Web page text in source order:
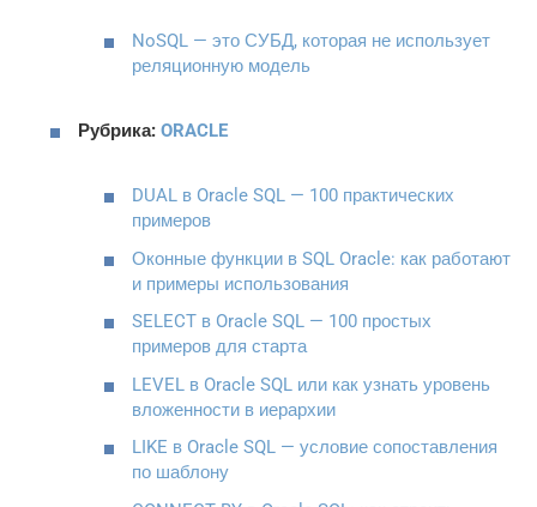
NoSQL — это СУБД, которая не использует
реляционную модель
Рубрика: ORACLE
DUAL в Oracle SQL — 100 практических
примеров
Оконные функции в SQL Oracle: как работают
и примеры использования
SELECT в Oracle SQL — 100 простых
примеров для старта
LEVEL в Oracle SQL или как узнать уровень
вложенности в иерархии
LIKE в Oracle SQL — условие сопоставления
по шаблону